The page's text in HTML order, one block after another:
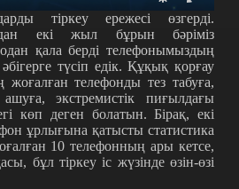
тіркеу ережесі өзгерді.
екі жыл бұрын бәріміз
одан қала берді телефонымыздың
түсіп едік. Құқық қорғау
телефонды тез табуға,
экстремистік пиғылдағы
көп деген болатын. Бірақ, екі
ұрлығына қатысты статистика
10 телефонның ары кетсе,
бұл тіркеу іс жүзінде өзін-өзі